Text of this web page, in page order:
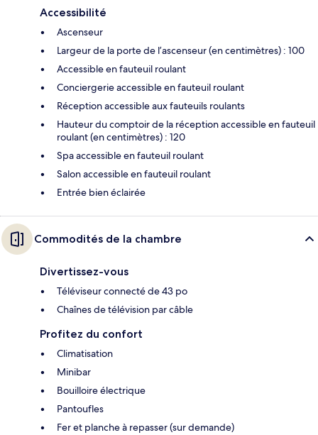
Accessibilité
Ascenseur
Largeur de la porte de l’ascenseur (en centimètres) : 100
Accessible en fauteuil roulant
Conciergerie accessible en fauteuil roulant
Réception accessible aux fauteuils roulants
Hauteur du comptoir de la réception accessible en fauteuil
roulant (en centimètres) : 120
Spa accessible en fauteuil roulant
Salon accessible en fauteuil roulant
Entrée bien éclairée
Commodités de la chambre
Divertissez-vous
Téléviseur connecté de 43 po
Chaînes de télévision par câble
Profitez du confort
Climatisation
Minibar
Bouilloire électrique
Pantoufles
Fer et planche à repasser (sur demande)